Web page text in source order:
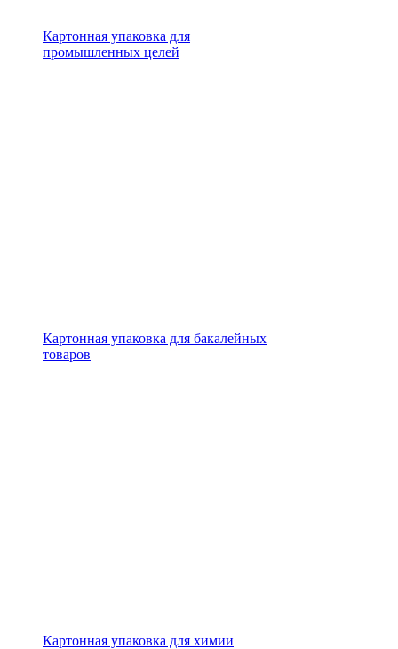
Картонная упаковка для
промышленных целей
Картонная упаковка для бакалейных
товаров
Картонная упаковка для химии